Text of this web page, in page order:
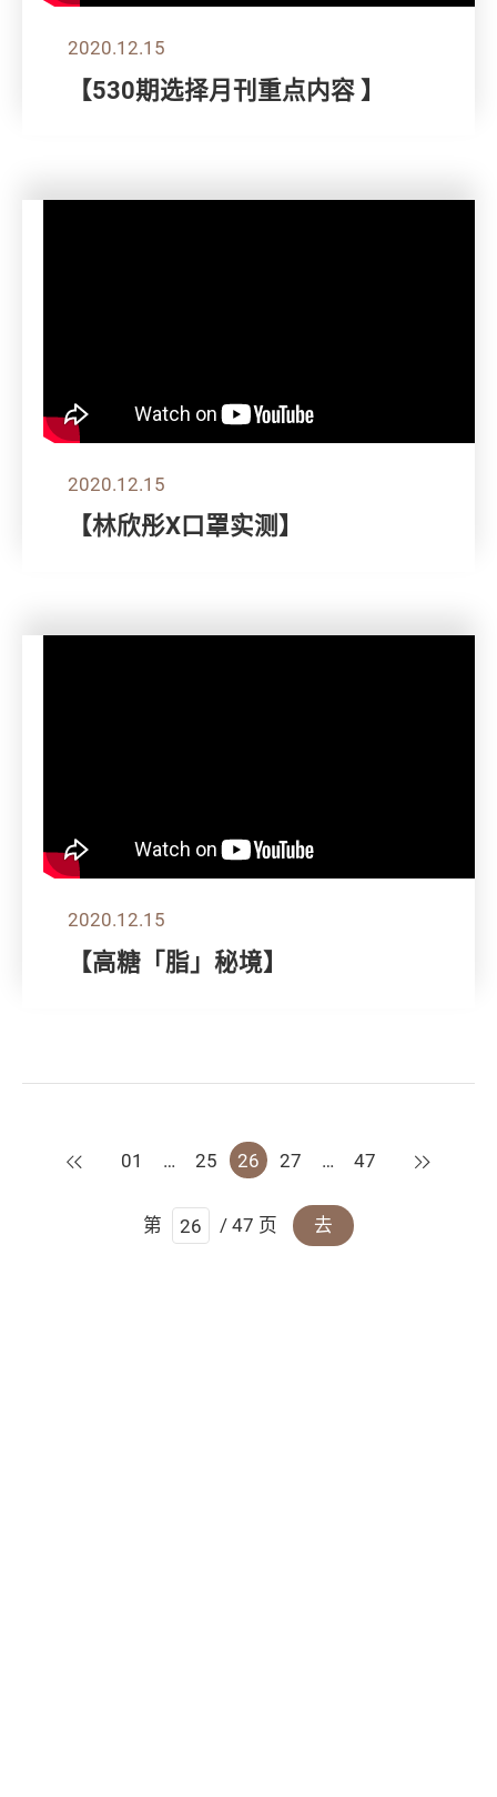
2020.12.15
【530期选择月刊重点内容 】
2020.12.15
【林欣彤X口罩实测】
2020.12.15
【高糖「脂」秘境】
上一页
01 … 25 26 27 … 47 下一页
第 / 47 页 去